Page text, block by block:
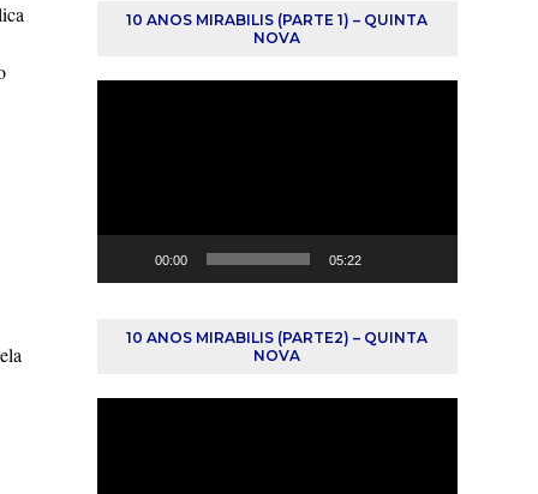
10 ANOS MIRABILIS (PARTE 1) – QUINTA
NOVA
00:00 05:22
10 ANOS MIRABILIS (PARTE2) – QUINTA
NOVA